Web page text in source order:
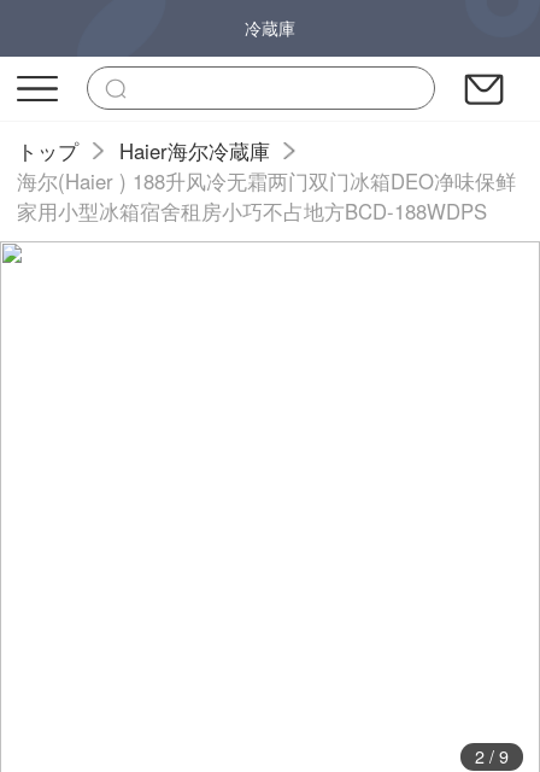
冷蔵庫
トップ
Haier海尔冷蔵庫
海尔(Haier ) 188升风冷无霜两门双门冰箱DEO净味保鲜
家用小型冰箱宿舍租房小巧不占地方BCD-188WDPS
2/ 9